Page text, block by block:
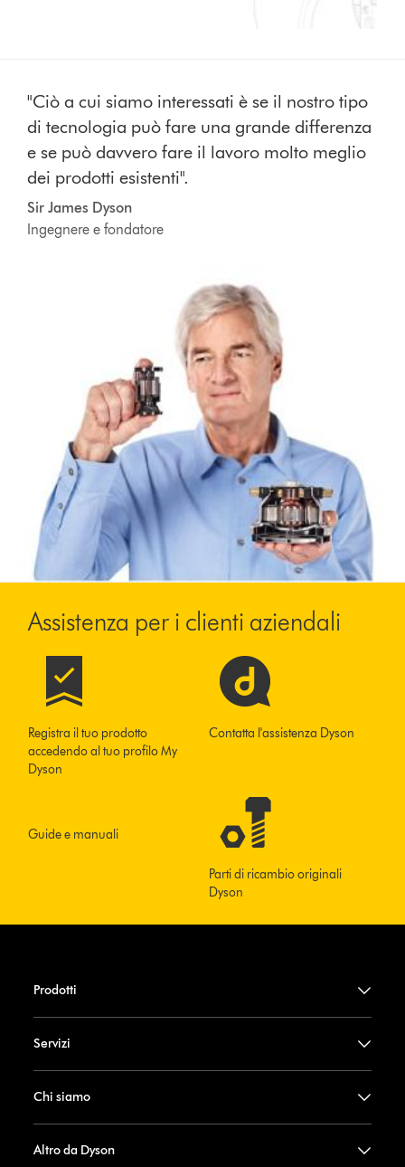
"Ciò a cui siamo interessati è se il nostro tipo
di tecnologia può fare una grande differenza
e se può davvero fare il lavoro molto meglio
dei prodotti esistenti".
Sir James Dyson
Ingegnere e fondatore
Assistenza per i clienti aziendali
Registra il tuo prodotto
accedendo al tuo profilo My
Dyson
Contatta l'assistenza Dyson
Guide e manuali
Parti di ricambio originali
Dyson
Prodotti
Servizi
Chi siamo
Altro da Dyson